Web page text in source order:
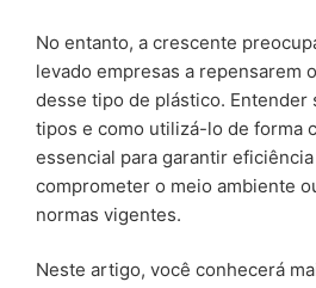
No entanto, a crescente
levado empresas a repensarem
desse tipo de plástico. Entender
tipos e como utilizá-lo de forma
essencial para garantir
comprometer o meio ambiente
normas vigentes.
Neste artigo, você conhecerá